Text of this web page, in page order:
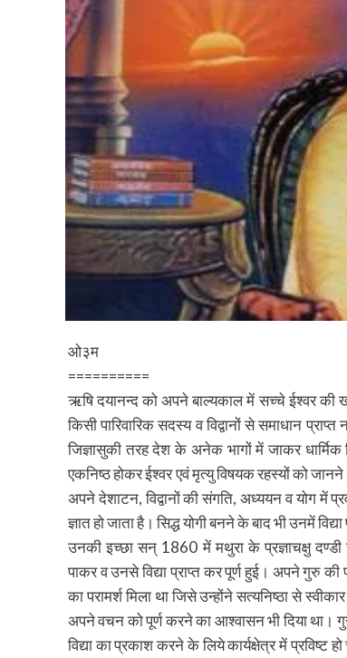
ओ३म
==========
ऋषि दयानन्द को अपने बाल्यकाल में सच्चे ईश्वर की
किसी पारिवारिक सदस्य व विद्वानों से समाधान
जिज्ञासुकी तरह देश के अनेक भागों में जाकर धार्मिक
एकनिष्ठ होकर ईश्वर एवं मृत्यु विषयक रहस्यों को
अपने देशाटन, विद्वानों की संगति, अध्ययन व योग में
ज्ञात हो जाता है। सिद्ध योगी बनने के बाद भी उनमें
उनकी इच्छा सन् 1860 में मथुरा के प्रज्ञाचक्षु दण्डी
पाकर व उनसे विद्या प्राप्त कर पूर्ण हुई। अपने गुरु
का परामर्श मिला था जिसे उन्होंने सत्यनिष्ठा से
अपने वचन को पूर्ण करने का आश्वासन भी दिया था।
विद्या का प्रकाश करने के लिये कार्यक्षेत्र में